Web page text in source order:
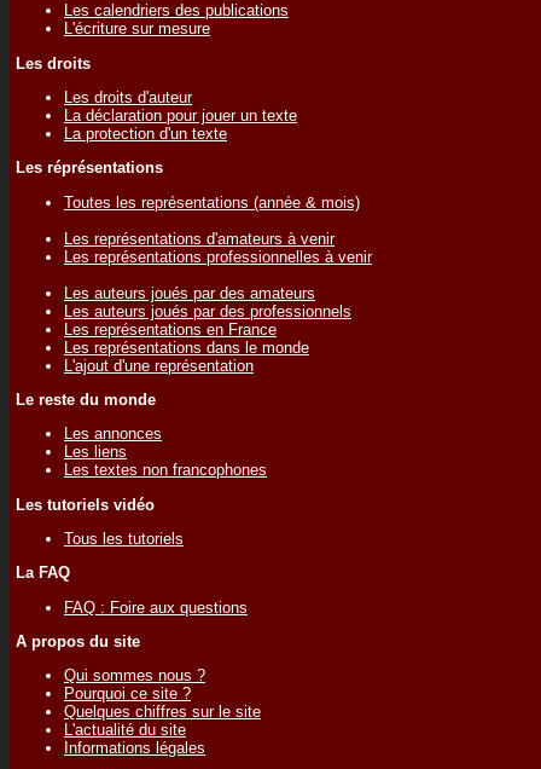
Les calendriers des publications
L'écriture sur mesure
Les droits
Les droits d'auteur
La déclaration pour jouer un texte
La protection d'un texte
Les réprésentations
Toutes les représentations (année & mois)
Les représentations d'amateurs à venir
Les représentations professionnelles à venir
Les auteurs joués par des amateurs
Les auteurs joués par des professionnels
Les représentations en France
Les représentations dans le monde
L'ajout d'une représentation
Le reste du monde
Les annonces
Les liens
Les textes non francophones
Les tutoriels vidéo
Tous les tutoriels
La FAQ
FAQ : Foire aux questions
A propos du site
Qui sommes nous ?
Pourquoi ce site ?
Quelques chiffres sur le site
L'actualité du site
Informations légales